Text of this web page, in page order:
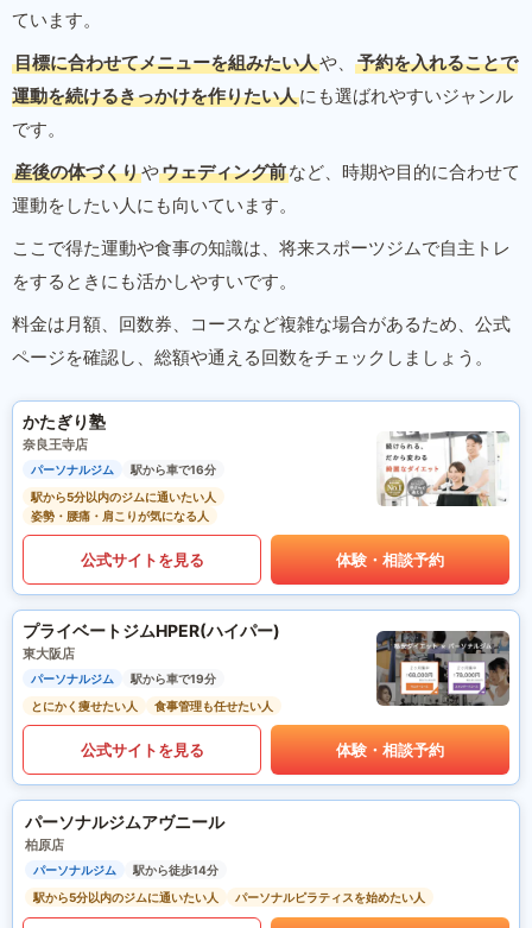
ています。
目標に合わせてメニューを組みたい人や、
予約を入れることで
運動を続けるきっかけを作りたい人にも選ばれやすいジャンル
です。
産後の体づくりやウェディング前など、時期や目的に合わせて
運動をしたい人にも向いています。
ここで得た運動や食事の知識は、将来スポーツジムで自主トレ
をするときにも活かしやすいです。
料金は月額、回数券、コースなど複雑な場合があるため、公式
ページを確認し、総額や通える回数をチェックしましょう。
かたぎり塾
奈良王寺店
パーソナルジム
駅から車で16分
駅から5分以内のジムに通いたい人
姿勢・腰痛・肩こりが気になる人
公式サイトを見る 体験・相談予約
プライベートジムHPER(ハイパー)
東大阪店
パーソナルジム
駅から車で19分
とにかく痩せたい人
食事管理も任せたい人
公式サイトを見る 体験・相談予約
パーソナルジムアヴニール
柏原店
パーソナルジム
駅から徒歩14分
駅から5分以内のジムに通いたい人
パーソナルピラティスを始めたい人